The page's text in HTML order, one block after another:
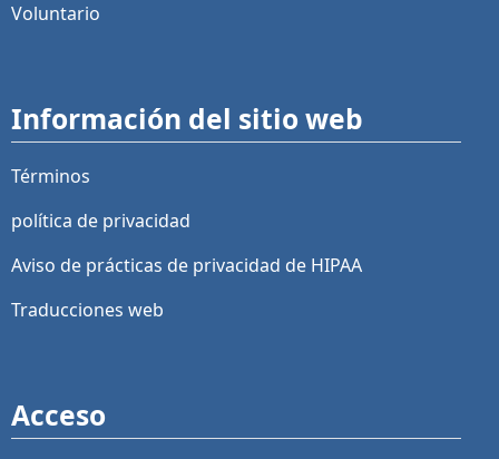
Voluntario
Información del sitio web
Términos
política de privacidad
Aviso de prácticas de privacidad de HIPAA
Traducciones web
Acceso